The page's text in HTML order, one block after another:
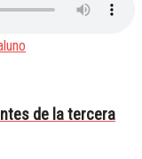
uno
de la tercera